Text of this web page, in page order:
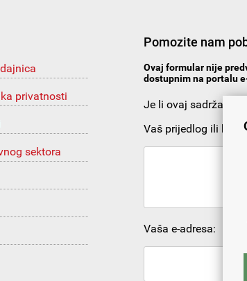
privatnosti
sektora
Pomozite nam
Ovaj formular nije
dostupnim na portalu
Je li ovaj sadržaj
Vaš prijedlog ili
Vaša e-adresa: